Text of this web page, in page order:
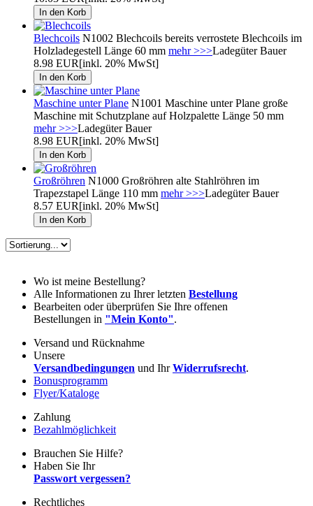
Blechcoils N1002 Blechcoils bereits verrostete Blechcoils im
Holzladegestell Länge 60 mm mehr >>>Ladegüter Bauer
8.98 EUR[inkl. 20% MwSt]
Maschine unter Plane N1001 Maschine unter Plane große
Maschine mit Schutzplane auf Holzpalette Länge 50 mm
mehr >>>Ladegüter Bauer
8.98 EUR[inkl. 20% MwSt]
Großröhren N1000 Großröhren alte Stahlröhren im
Trapezstapel Länge 110 mm mehr >>>Ladegüter Bauer
8.57 EUR[inkl. 20% MwSt]
Wo ist meine Bestellung?
Alle Informationen zu Ihrer letzten Bestellung
Bearbeiten oder überprüfen Sie Ihre offenen
Bestellungen in "Mein Konto".
Versand und Rücknahme
Unsere
Versandbedingungen und IhrWiderrufsrecht.
Bonusprogramm
Flyer/Kataloge
Zahlung
Bezahlmöglichkeit
Brauchen Sie Hilfe?
Haben Sie Ihr
Passwort vergessen?
Rechtliches